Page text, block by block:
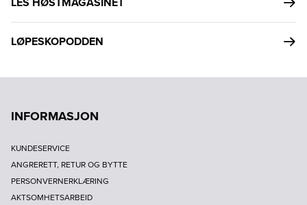
LØPESKOPODDEN
INFORMASJON
KUNDESERVICE
ANGRERETT, RETUR OG BYTTE
PERSONVERNERKLÆRING
AKTSOMHETSARBEID